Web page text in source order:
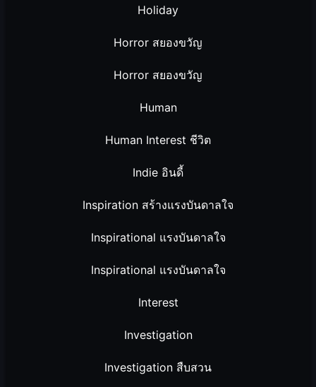
Holiday
Horror สยองขวัญ
Horror สยองขวัญ
Human
Human Interest ชีวิต
Indie อินดี้
Inspiration สร้างแรงบันดาลใจ
Inspirational แรงบันดาลใจ
Inspirational แรงบันดาลใจ
Interest
Investigation
Investigation สืบสวน